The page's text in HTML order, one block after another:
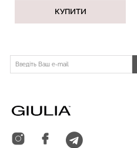
КУПИТИ